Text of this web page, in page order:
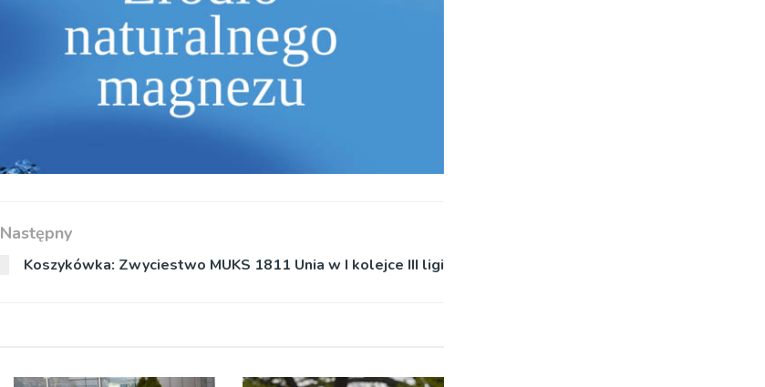
Następny
Koszykówka: Zwyciestwo MUKS 1811 Unia w I kolejce III ligi